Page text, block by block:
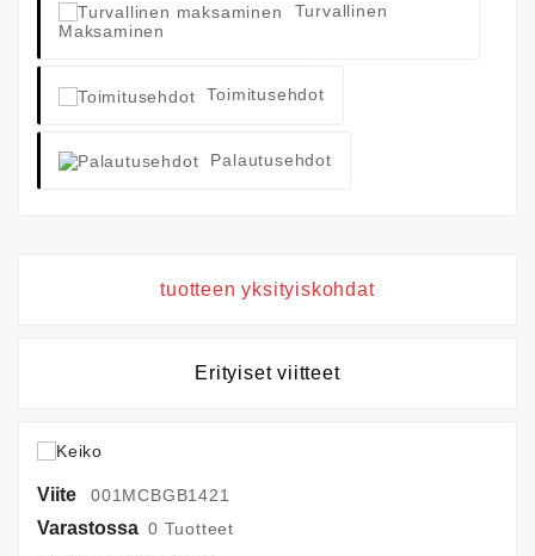
Turvallinen
Maksaminen
Toimitusehdot
Palautusehdot
tuotteen yksityiskohdat
Erityiset viitteet
Viite 001MCBGB1421
Varastossa 0 Tuotteet